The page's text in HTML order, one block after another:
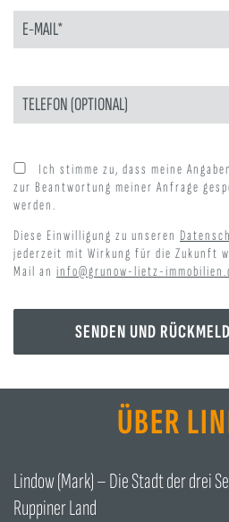
BITTE LASSE DIESES FELD LEER.
BITTE LASSE DIESES FELD LEER.
Ich stimme zu, dass meine
zur Beantwortung meiner Anfrage
werden.
Diese Einwilligung zu unseren
jederzeit mit Wirkung für die Zukunft
Mail an info@grunow-lietz-
ÜBER
Lindow (Mark) – Die Stadt der drei
Ruppiner Land